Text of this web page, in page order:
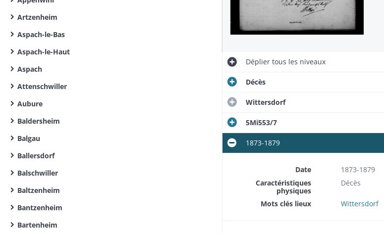
Artzenheim
Aspach-le-Bas
Aspach-le-Haut
Aspach
Attenschwiller
Aubure
Baldersheim
Balgau
Ballersdorf
Balschwiller
Baltzenheim
Bantzenheim
Bartenheim
Dépliertous les niveaux
Décès
Wittersdorf
5Mi553/7
1873-1879
Date
1873-1879
Caractéristiques
physiques
Décès
Mots clés lieux Wittersdorf